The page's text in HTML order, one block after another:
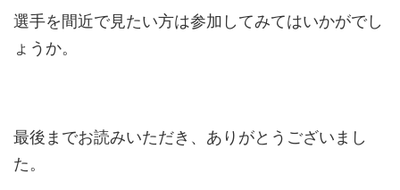
選手を間近で見たい方は参加してみてはいかがでし
ょうか。
最後までお読みいただき、ありがとうございまし
た。